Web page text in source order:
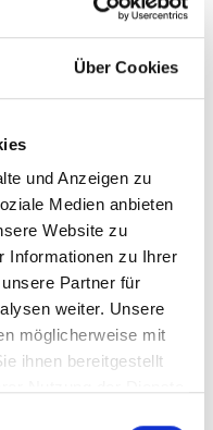
Über Cookies
und Anzeigen zu
Medien anbieten
Website zu
Informationen zu Ihrer
Partner für
weiter. Unsere
möglicherweise mit
ihnen bereitgestellt
und bietet mit
in die konkrete Arbeit
climate-